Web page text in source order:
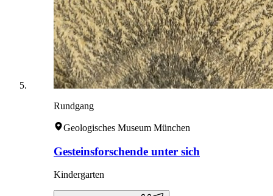
Rundgang
Geologisches Museum München
Gesteinsforschende unter sich
Kindergarten